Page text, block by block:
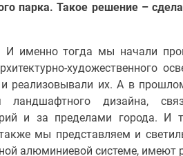
парка. Такое решение –
именно тогда мы начали
художественного
реализовывали их. А в
ландшафтного дизайна,
и за пределами города. И
мы представляем и
алюминиевой системе, имеют